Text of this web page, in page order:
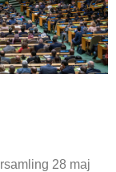
28 maj